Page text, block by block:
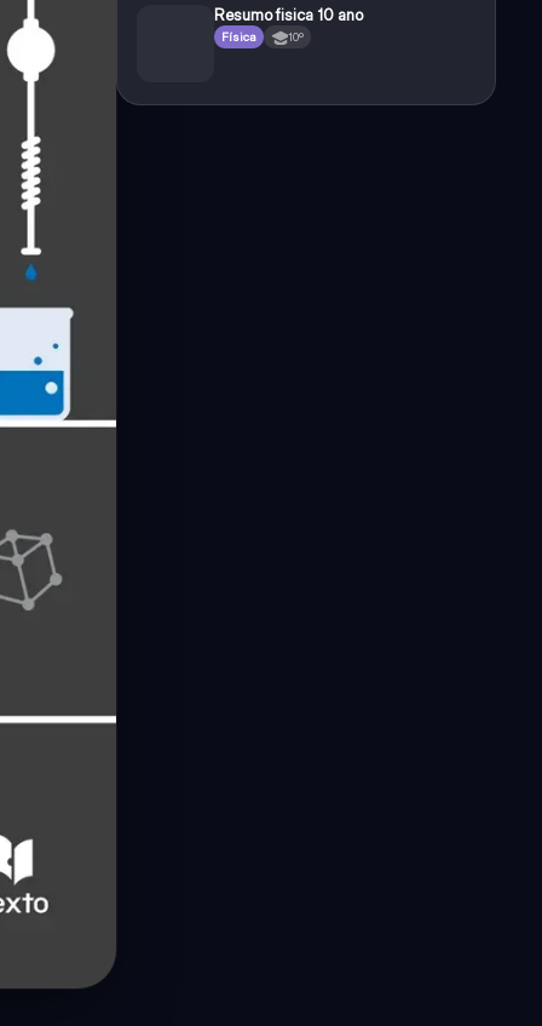
Resumo fisica 10 ano
Física 10º